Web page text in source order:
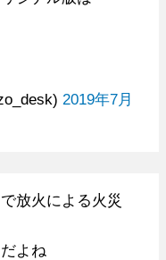
2019年7月
放火による火災
よね